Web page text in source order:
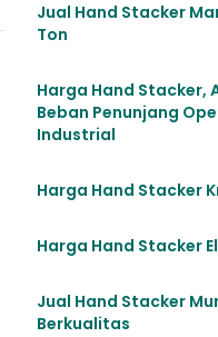
Jual Hand Stacker
Ton
Harga Hand Stacker,
Beban Penunjang
Industrial
Harga Hand Stacker
Harga Hand Stacker
Jual Hand Stacker
Berkualitas